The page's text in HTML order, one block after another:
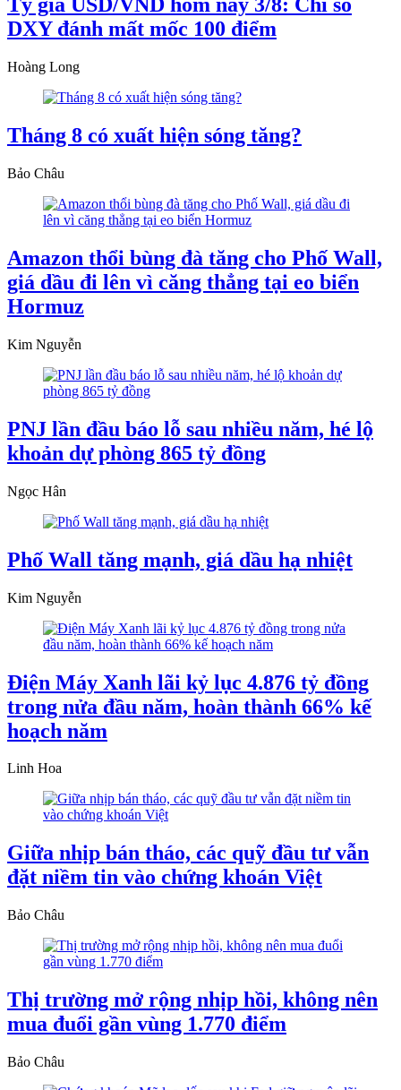
Tỷ giá USD/VND hôm nay 3/8: Chỉ số
DXY đánh mất mốc 100 điểm
Hoàng Long
Tháng 8 có xuất hiện sóng tăng?
Bảo Châu
Amazon thổi bùng đà tăng cho Phố Wall,
giá dầu đi lên vì căng thẳng tại eo biển
Hormuz
Kim Nguyễn
PNJ lần đầu báo lỗ sau nhiều năm, hé lộ
khoản dự phòng 865 tỷ đồng
Ngọc Hân
Phố Wall tăng mạnh, giá dầu hạ nhiệt
Kim Nguyễn
Điện Máy Xanh lãi kỷ lục 4.876 tỷ đồng
trong nửa đầu năm, hoàn thành 66% kế
hoạch năm
Linh Hoa
Giữa nhịp bán tháo, các quỹ đầu tư vẫn
đặt niềm tin vào chứng khoán Việt
Bảo Châu
Thị trường mở rộng nhịp hồi, không nên
mua đuổi gần vùng 1.770 điểm
Bảo Châu